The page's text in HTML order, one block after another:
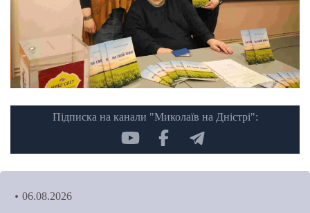
Підписка на канали "Миколаїв на Дністрі":
06.08.2026